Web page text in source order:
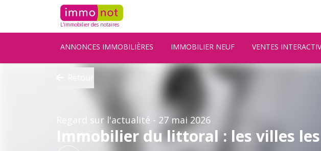
L'immobilier des notaires
ANNONCES IMMOBILIÈRES IMMOBILIER NEUF VENTES
Regard sur l'actualité - 27 mai 2026
Immobilier du littoral : les villes